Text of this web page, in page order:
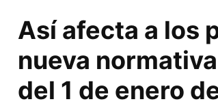
Así afecta a los
nueva
del 1 de enero